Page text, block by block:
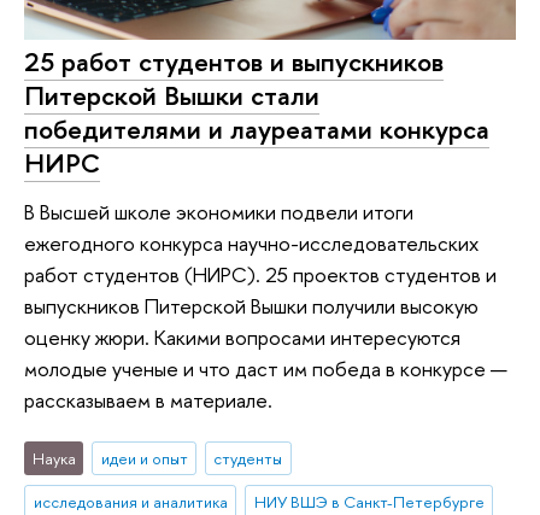
25 работ студентов и выпускников
Питерской Вышки стали
победителями и лауреатами конкурса
НИРС
В Высшей школе экономики подвели итоги
ежегодного конкурса научно-исследовательских
работ студентов (НИРС). 25 проектов студентов и
выпускников Питерской Вышки получили высокую
оценку жюри. Какими вопросами интересуются
молодые ученые и что даст им победа в конкурсе —
рассказываем в материале.
Наука идеи и опыт
студенты
исследования и аналитика
НИУ ВШЭ в Санкт-Петербурге